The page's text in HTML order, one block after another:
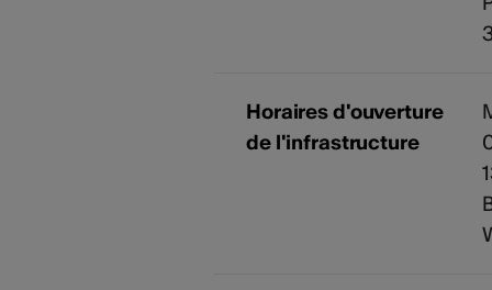
Horaires d'ouverture
de l'infrastructure